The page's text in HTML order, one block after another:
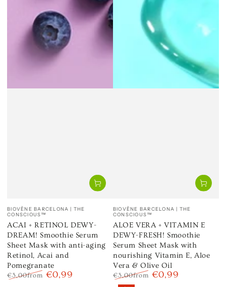
Venditore:
BIOVÈNE BARCELONA | THE
CONSCIOUS™
ACAI + RETINOL DEWY-
DREAM! Smoothie Serum
Sheet Mask with anti-aging
Retinol, Acai and
Pomegranate
€3,00from €0,99
Venditore:
BIOVÈNE BARCELONA | THE
CONSCIOUS™
ALOE VERA + VITAMIN E
DEWY-FRESH! Smoothie
Serum Sheet Mask with
nourishing Vitamin E, Aloe
Vera & Olive Oil
Prezzo
€3,00from €0,99